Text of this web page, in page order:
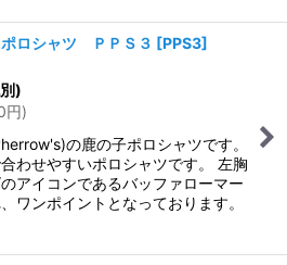
ロシャツ ＰＰＳ３ [PPS3]
)
円)
の鹿の子ポロシャツです。
わせやすいポロシャツです。 左胸
アイコンであるバッファローマー
ワンポイントとなっております。